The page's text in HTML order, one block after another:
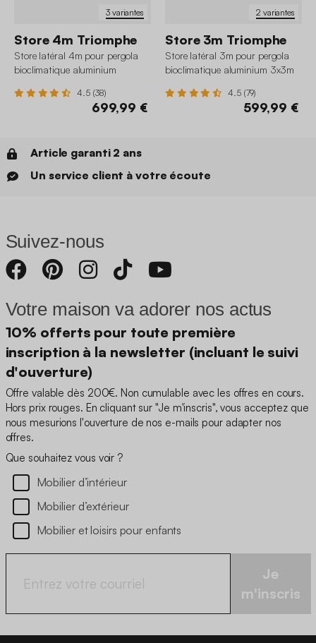
3 variantes
Store 4m Triomphe
Store latéral 4m pour pergola
bioclimatique aluminium
4.5 (38)
699,99 €
2 variantes
Store 3m Triomphe
Store latéral 3m pour pergola
bioclimatique aluminium 3x3m
4.5 (79)
599,99 €
Article garanti 2 ans
Un service client à votre écoute
Suivez-nous
Votre maison va adorer nos actus
10% offerts pour toute première
inscription à la newsletter (incluant le suivi
d'ouverture)
Offre valable dès 200€. Non cumulable avec les offres en cours.
Hors prix rouges. En cliquant sur "Je m'inscris", vous acceptez que
nous mesurions l'ouverture de nos e-mails pour adapter nos
offres.
Que souhaitez vous voir ?
Mobilier d’intérieur
Mobilier d’extérieur
Mobilier et loisirs pour enfants
Je
m'inscris